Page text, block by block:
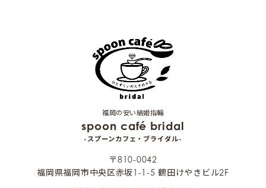
福岡の安い結婚指輪
spoon café bridal
-スプーンカフェ・ブライダル-
〒810-0042
福岡県福岡市中央区赤坂1-1-5 鶴田けやきビル2F